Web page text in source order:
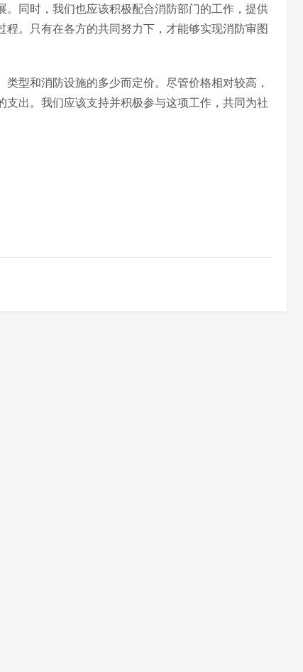
同时，我们也应该积极配合消防部门的工作，提供
。只有在各方的共同努力下，才能够实现消防审图
型和消防设施的多少而定价。尽管价格相对较高，
出。我们应该支持并积极参与这项工作，共同为社